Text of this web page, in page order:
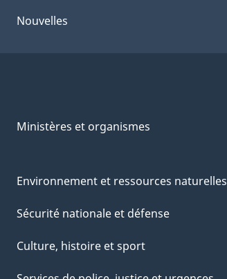
Nouvelles
Ministères et organismes
Environnement et ressources naturelles
Sécurité nationale et défense
Culture, histoire et sport